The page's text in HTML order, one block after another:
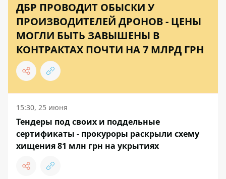
ДБР ПРОВОДИТ ОБЫСКИ У
ПРОИЗВОДИТЕЛЕЙ ДРОНОВ - ЦЕНЫ
МОГЛИ БЫТЬ ЗАВЫШЕНЫ В
КОНТРАКТАХ ПОЧТИ НА 7 МЛРД ГРН
15:30, 25 июня
Тендеры под своих и поддельные
сертификаты - прокуроры раскрыли схему
хищения 81 млн грн на укрытиях